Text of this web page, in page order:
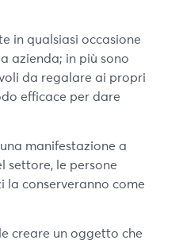
in qualsiasi occasione
azienda; in più sono
da regalare ai propri
efficace per dare
manifestazione a
settore, le persone
la conserveranno come
creare un oggetto che